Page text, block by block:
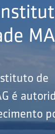
de
é